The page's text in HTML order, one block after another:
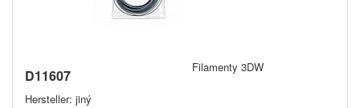
D11607
Hersteller: jiný
Filamenty 3DW